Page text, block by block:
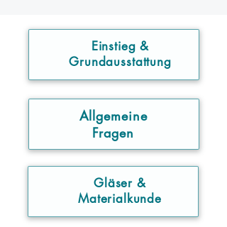
Einstieg &
Grundausstattung
Allgemeine
Fragen
Gläser &
Materialkunde